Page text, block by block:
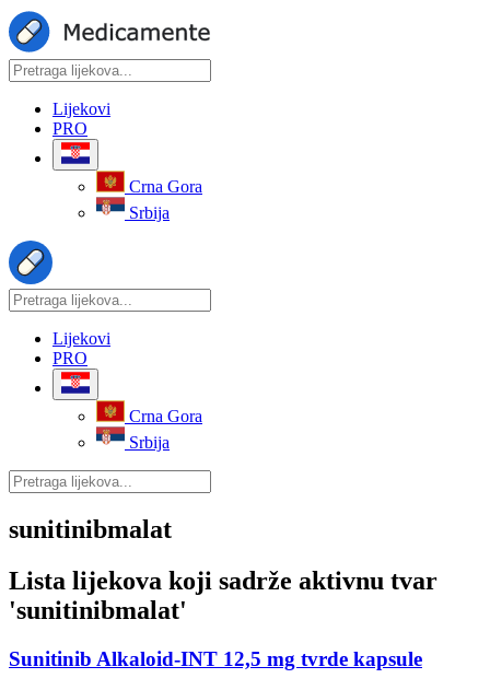
Lijekovi
PRO
Crna Gora
Srbija
Lijekovi
PRO
Crna Gora
Srbija
sunitinibmalat
Lista lijekova koji sadrže aktivnu tvar
'sunitinibmalat'
Sunitinib Alkaloid-INT 12,5 mg tvrde kapsule